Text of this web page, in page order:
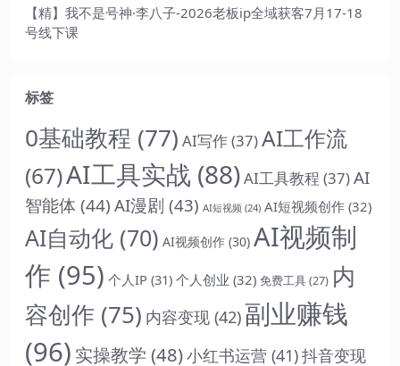
【精】我不是号神·李八子-2026老板ip全域获客7月17-18
号线下课
标签
0基础教程 (77) AI写作(37)AI工作流
(67)AI工具实战 (88)AI工具教程 (37)AI
智能体 (44) AI漫剧 (43) AI短视频 (24) AI短视频创作 (32)
AI自动化 (70) AI视频创作 (30) AI视频制
作 (95) 个人IP (31) 个人创业 (32) 免费工具(27) 内
容创作 (75) 内容变现 (42) 副业赚钱
(96) 实操教学 (48)小红书运营 (41)抖音变现